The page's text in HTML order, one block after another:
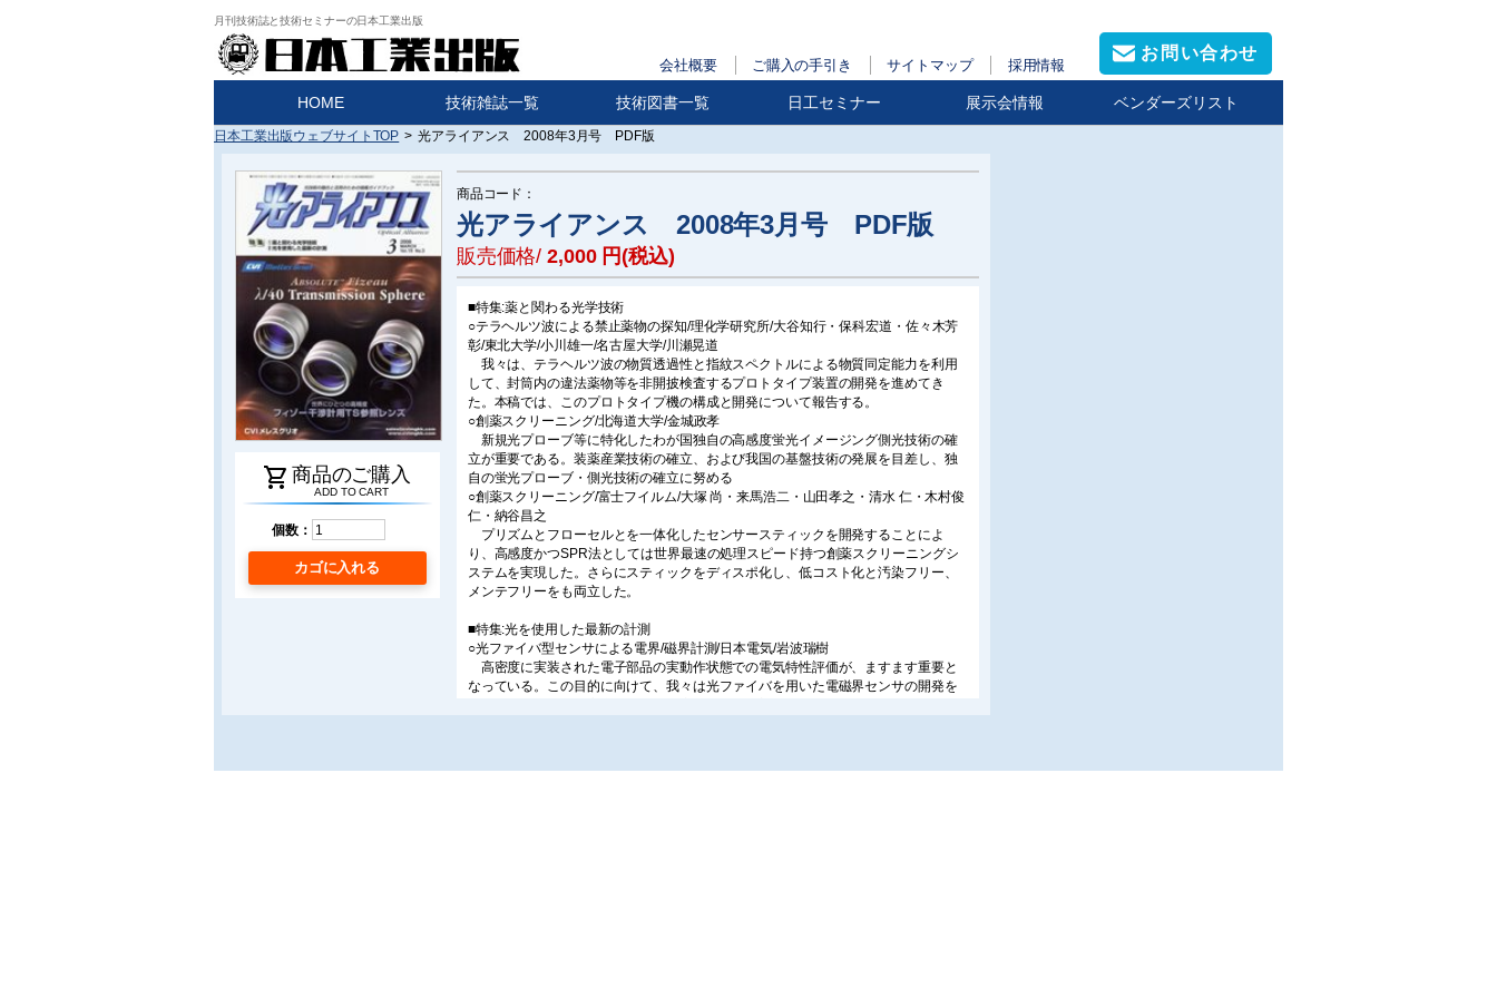
月刊技術誌と技術セミナーの日本工業出版
会社概要 ご購入の手引き サイトマップ 採用情報
お問い合わせ
HOME 技術雑誌一覧 技術図書一覧 日工セミナー 展示会情報 ベンダーズリスト
日本工業出版ウェブサイトTOP > 光アライアンス 2008年3月号 PDF版
shopping_cart 商品のご購入
ADD TO CART
個数：
カゴに入れる
商品コード：
光アライアンス 2008年3月号 PDF版
販売価格/ 2,000円(税込)
■特集:薬と関わる光学技術
○テラヘルツ波による禁止薬物の探知/理化学研究所/大谷知行・保科宏道・佐々木芳
彰/東北大学/小川雄一/名古屋大学/川瀬晃道
我々は、テラヘルツ波の物質透過性と指紋スペクトルによる物質同定能力を利用
して、封筒内の違法薬物等を非開披検査するプロトタイプ装置の開発を進めてき
た。本稿では、このプロトタイプ機の構成と開発について報告する。
○創薬スクリーニング/北海道大学/金城政孝
新規光プローブ等に特化したわが国独自の高感度蛍光イメージング側光技術の確
立が重要である。装薬産業技術の確立、および我国の基盤技術の発展を目差し、独
自の蛍光プローブ・側光技術の確立に努める
○創薬スクリーニング/富士フイルム/大塚 尚・来馬浩二・山田孝之・清水 仁・木村俊
仁・納谷昌之
プリズムとフローセルとを一体化したセンサースティックを開発することによ
り、高感度かつSPR法としては世界最速の処理スピード持つ創薬スクリーニングシ
ステムを実現した。さらにスティックをディスポ化し、低コスト化と汚染フリー、
メンテフリーをも両立した。
■特集:光を使用した最新の計測
○光ファイバ型センサによる電界/磁界計測/日本電気/岩波瑞樹
高密度に実装された電子部品の実動作状態での電気特性評価が、ますます重要と
なっている。この目的に向けて、我々は光ファイバを用いた電磁界センサの開発を